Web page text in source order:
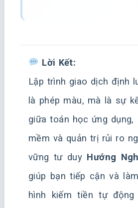
Lời Kết:
Lập trình giao dịch định
là phép màu, mà là sự
giữa toán học ứng dụng,
mềm và quản trị rủi ro
vững tư duy Hướng
giúp bạn tiếp cận và
hình kiếm tiền tự